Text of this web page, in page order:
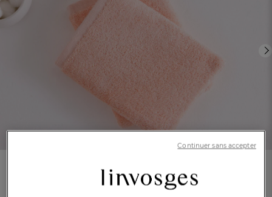
Continuer sans accepter